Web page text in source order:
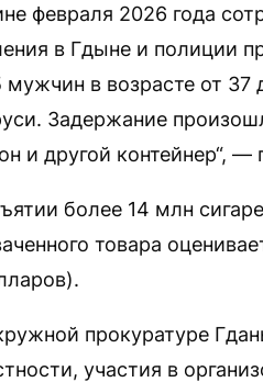
февраля 2026 года
в Гдыне и полиции
в возрасте от
Задержание
и другой контейнер“, —
более 14 млн
товара
прокуратуре
участия в